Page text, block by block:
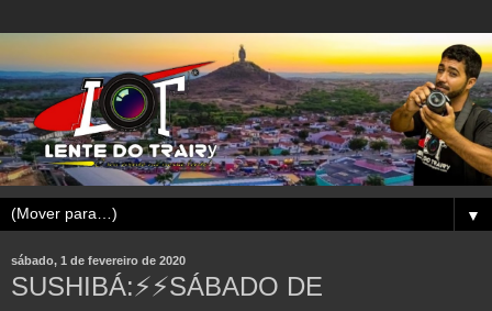
▼
sábado, 1 de fevereiro de 2020
SUSHIBÁ:⚡⚡SÁBADO DE